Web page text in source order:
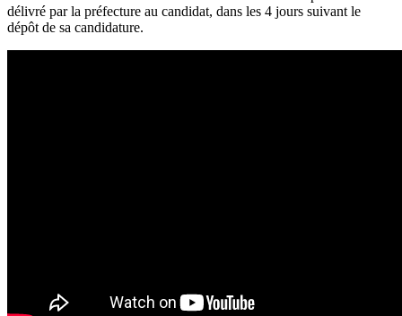
délivré par la préfecture au candidat, dans les 4 jours suivant le
dépôt de sa candidature.